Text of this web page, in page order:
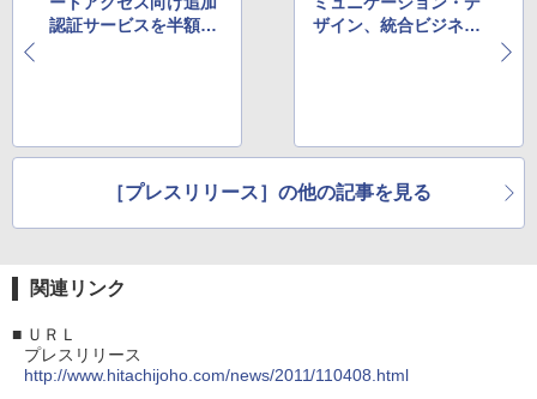
認証サービスを半額で
ザイン、統合ビジネス
［プレスリリース］の他の記事を見る
関連リンク
■ ＵＲＬ
プレスリリース
http://www.hitachijoho.com/news/2011/110408.html